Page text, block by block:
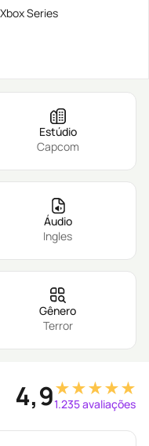
Series
Estúdio
Capcom
Áudio
Ingles
Gênero
Terror
4,9★★★★★
1.235 avaliações